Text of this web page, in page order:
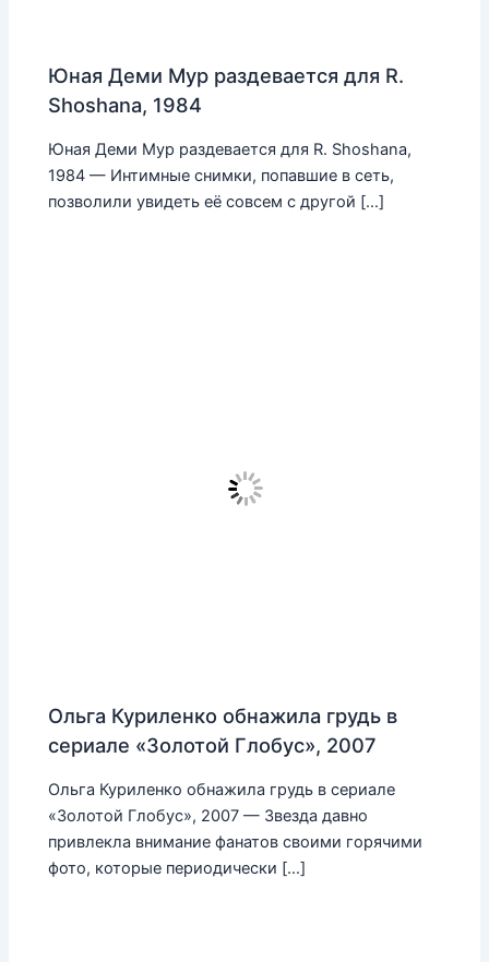
Юная Деми Мур раздевается для R.
Shoshana, 1984
Юная Деми Мур раздевается для R. Shoshana,
1984 — Интимные снимки, попавшие в сеть,
позволили увидеть её совсем с другой […]
Ольга Куриленко обнажила грудь в
сериале «Золотой Глобус», 2007
Ольга Куриленко обнажила грудь в сериале
«Золотой Глобус», 2007 — Звезда давно
привлекла внимание фанатов своими горячими
фото, которые периодически […]